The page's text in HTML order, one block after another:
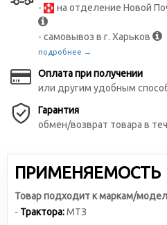
-
на отделение Новой
- самовывоз в г. Харьков
подробнее →
Оплата при получении
или другим удобным
Гарантия
обмен/возврат товара в
ПРИМЕНЯЕМОСТЬ
Товар подходит к маркам/
- Трактора:МТЗ